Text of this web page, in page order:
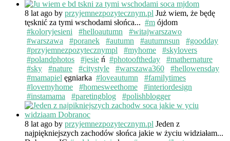
8 lat ago by przyjemnezpozytecznym.pl Już wiem, że będę
tęsknić za tymi wschodami słońca... #m ójdom
#koloryjesieni
#helloautumn
#witajwarszawo
#warszawa
#poranek #autumn #autumnsun
#goodday
#przyjemnezpozytecznympl
#myhome
#skylovers
#polandphotos
#jesie ń #photooftheday
#mathernature
#sky
#nature #citystyle #warszawa360
#hellowensday
#mamapiel ęgniarka #loveautumn
#familytimes
#lovemyhome
#homesweethome
#interiordesign
#instamama
#paretingblog #polishblogger
8 lat ago by przyjemnezpozytecznym.pl Jeden z
najpiękniejszych zachodów słońca jakie w życiu widziałam...